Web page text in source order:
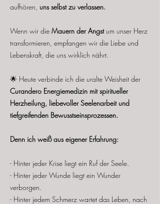
aufhören, uns selbst zu verlassen.
Wenn wir die Mauern der Angst um unser Herz
transformieren, empfangen wir die Liebe und
Lebenskraft, die uns wirklich nährt.
🌟 Heute verbinde ich die uralte Weisheit der
Curandero Energiemedizin mit spiritueller
Herzheilung, liebevoller Seelenarbeit und
tiefgreifenden Bewusstseinsprozessen.
Denn ich weiß aus eigener Erfahrung:
- Hinter jeder Krise liegt ein Ruf der Seele.
- Hinter jeder Wunde liegt ein Wunder
verborgen.
​- Hinter jedem Schmerz wartet das Leben, nach